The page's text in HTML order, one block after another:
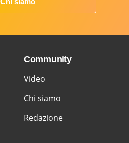
Community
Video
Chi siamo
Redazione